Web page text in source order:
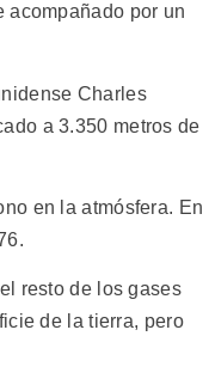
acompañado por un
Charles
a 3.350 metros de
en la atmósfera. En
resto de los gases
de la tierra, pero